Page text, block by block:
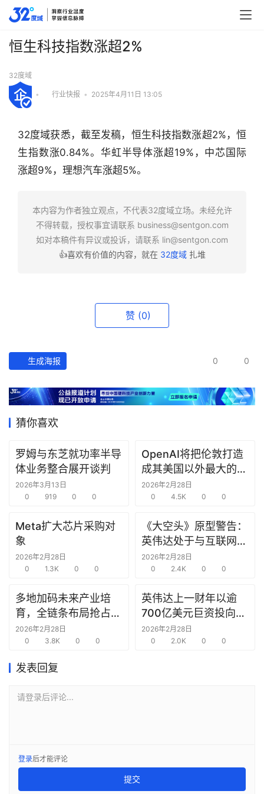
头
度
产
数
据
报
告
投
之
窗
机
合
恒生科技指数涨超2%
32度域
• 行业快报 • 2025年4月11日 13:05
32度域获悉，截至发稿，恒生科技指数涨超2%，恒
生指数涨0.84%。华虹半导体涨超19%，中芯国际
涨超9%，理想汽车涨超5%。
本内容为作者独立观点，不代表32度域立场。未经允许
不得转载，授权事宜请联系 business@sentgon.com
如对本稿件有异议或投诉，请联系 lin@sentgon.com
👍喜欢有价值的内容，就在 32度域扎堆
赞 (0)
生成海报 0 0
猜你喜欢
罗姆与东芝就功率半导
体业务整合展开谈判
2026年3月13日
0
919 0 0
OpenAI将把伦敦打造
成其美国以外最大的研
究中心
2026年2月28日
0
4.5K 0 0
Meta扩大芯片采购对
象
2026年2月28日
0
1.3K 0 0
《大空头》原型警告：
英伟达处于与互联网泡
沫时期思科同样的“危
险境地”
2026年2月28日
0
2.4K 0 0
多地加码未来产业培
育，全链条布局抢占新
赛道先机
2026年2月28日
0
3.8K 0 0
英伟达上一财年以逾
700亿美元巨资投向合
作方，竭力巩固AI芯片
需求
2026年2月28日
0
2.0K 0 0
发表回复
请登录后评论...
登录后才能评论
提交